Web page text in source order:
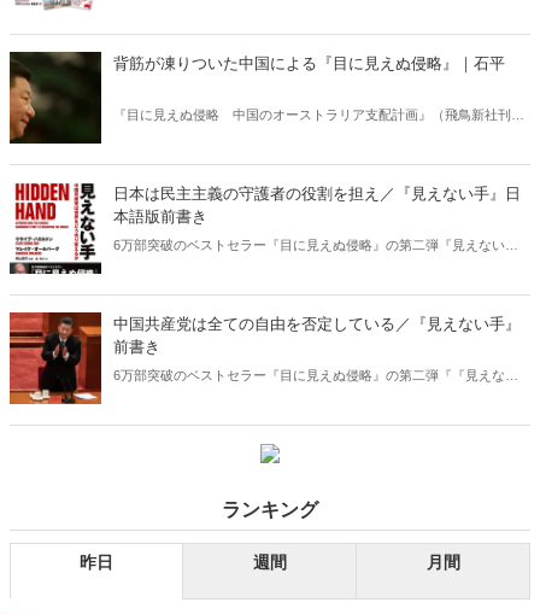
監修のもとエッセンスを抜き出し、見開き40項目だけでシンプルに解
説。その中から三項目を特別公開。一つ目はこちら！
背筋が凍りついた中国による『目に見えぬ侵略』｜石平
『目に見えぬ侵略 中国のオーストラリア支配計画』（飛鳥新社刊）
日本は民主主義の守護者の役割を担え／『見えない手』日
本語版前書き
6万部突破のベストセラー『目に見えぬ侵略』の第二弾『見えない手
ります。さらに日本についても特別加筆があり、必読の書です。その
日本語版前書きを特別公開！ 「言論の自由と報道の自由は中国共産
党にとって最大の敵であり、我々はこれを最優先事項として守らなけ
ればならない」(本文より)
中国共産党は全ての自由を否定している／『見えない手』
前書き
6万部突破のベストセラー『目に見えぬ侵略』の第二弾『『見えない
本についても特別加筆もある必読の書です。こちらでは原著前書きを
ランキング
昨日 週間 月間